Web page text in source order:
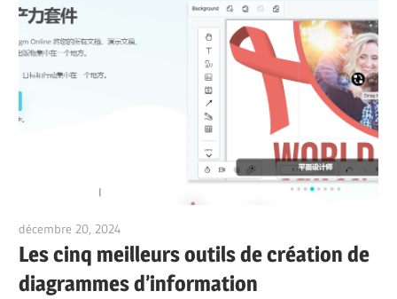
décembre 20, 2024
Les cinq meilleurs outils de création de
diagrammes d’information